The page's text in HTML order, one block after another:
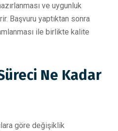
ve uygunluk
Başvuru yaptıktan sonra
ile birlikte kalite
Ne Kadar
göre değişiklik